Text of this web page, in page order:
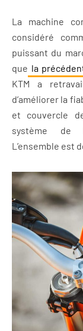
La machine
considéré
puissant du
que la
KTM a
d’améliorer la
et couvercle
système de
L’ensemble est